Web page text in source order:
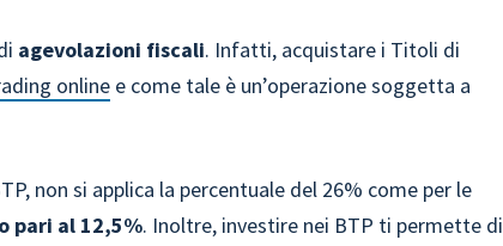
agevolazioni fiscali. Infatti, acquistare i Titoli di
online e come tale è un’operazione soggetta a
non si applica la percentuale del 26% come per le
pari al 12,5%. Inoltre, investire nei BTP ti permette di